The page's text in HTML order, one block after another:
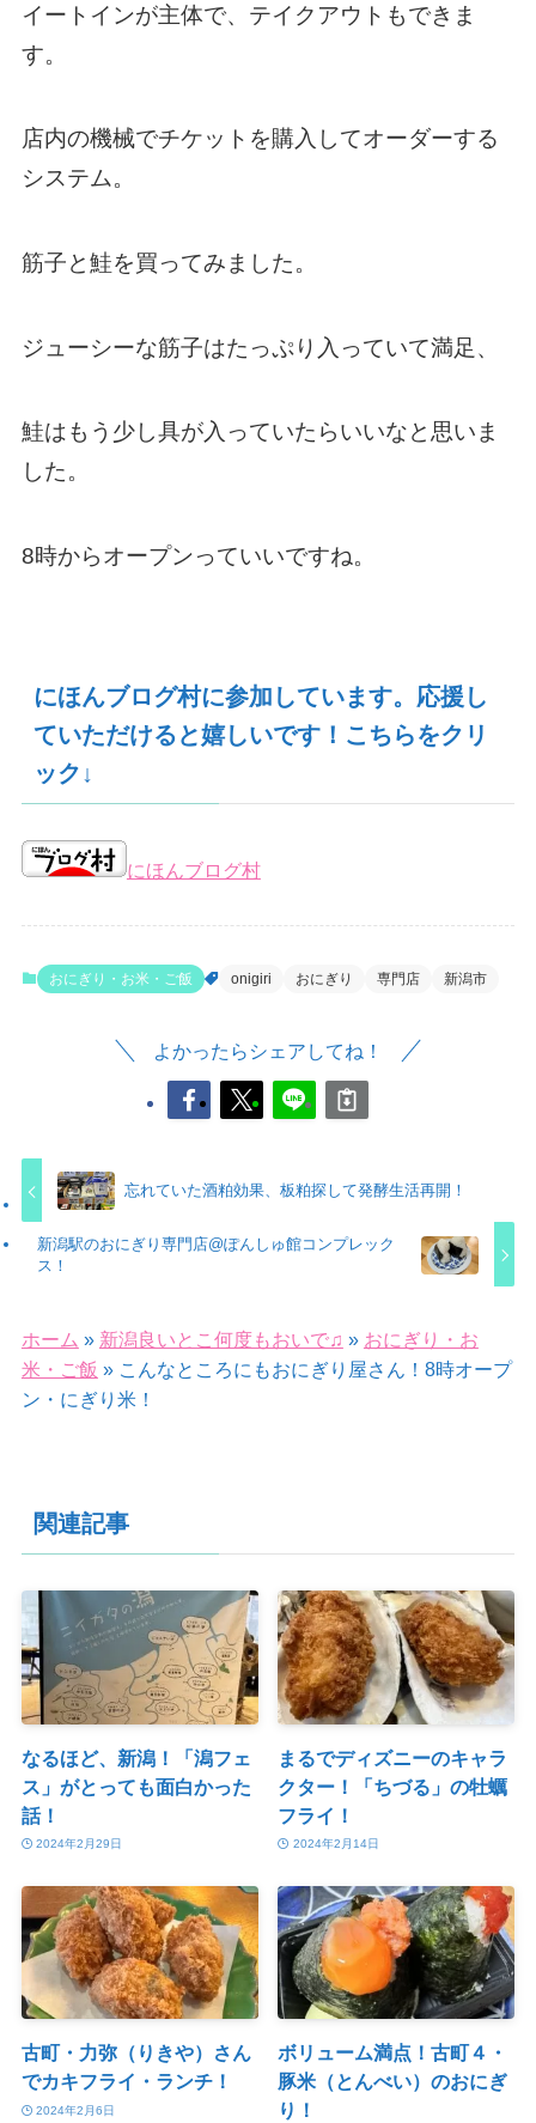
イートインが主体で、テイクアウトもできま
す。
店内の機械でチケットを購入してオーダーする
システム。
筋子と鮭を買ってみました。
ジューシーな筋子はたっぷり入っていて満足、
鮭はもう少し具が入っていたらいいなと思いま
した。
8時からオープンっていいですね。
にほんブログ村に参加しています。応援し
ていただけると嬉しいです！こちらをクリ
ック↓
にほんブログ村
おにぎり・お米・ご飯 onigiri おにぎり 専門店 新潟市
よかったらシェアしてね！
忘れていた酒粕効果、板粕探して発酵生活再開！
新潟駅のおにぎり専門店@ぽんしゅ館コンプレック
ス！
ホーム » 新潟良いとこ何度もおいで♫ » おにぎり・お
米・ご飯 »こんなところにもおにぎり屋さん！8時オープ
ン・にぎり米！
関連記事
なるほど、新潟！「潟フェ
ス」がとっても面白かった
話！
2024年2月29日
まるでディズニーのキャラ
クター！「ちづる」の牡蠣
フライ！
2024年2月14日
古町・力弥（りきや）さん
でカキフライ・ランチ！
2024年2月6日
ボリューム満点！古町４・
豚米（とんべい）のおにぎ
り！